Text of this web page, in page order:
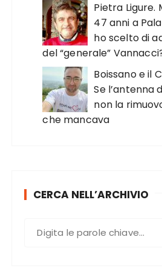
Pietra Ligure.
47 anni a
ho scelto di
del “generale”
Boissano e il
Se l’antenna
non la
che mancava
CERCA NELL’ARCHIVIO